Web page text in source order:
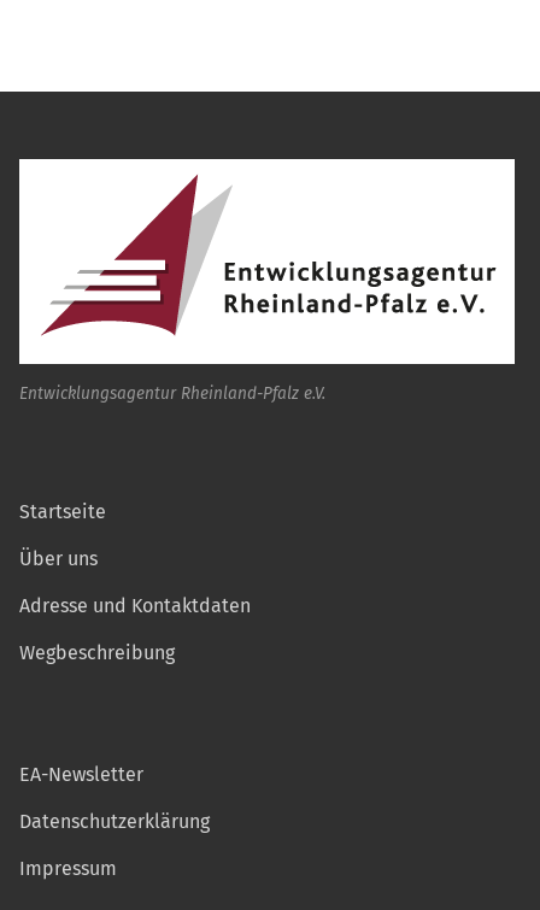
Entwicklungsagentur Rheinland-Pfalz e.V.
Startseite
Über uns
Adresse und Kontaktdaten
Wegbeschreibung
EA-Newsletter
Datenschutzerklärung
Impressum